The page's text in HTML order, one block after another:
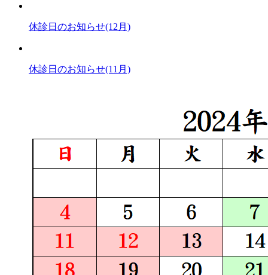
休診日のお知らせ(12月)
休診日のお知らせ(11月)